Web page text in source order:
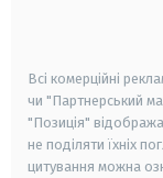
Всі комерційні
чи "Партнерський
"Позиція"
не поділяти їхніх
цитування можна